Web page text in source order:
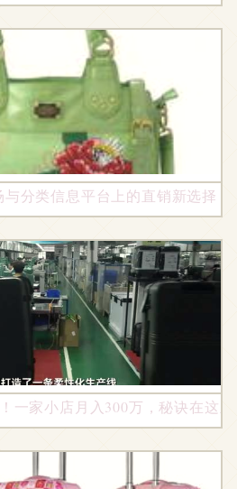
分类信息平台上的直销新选择
一家小店月入300万，秘诀在这里